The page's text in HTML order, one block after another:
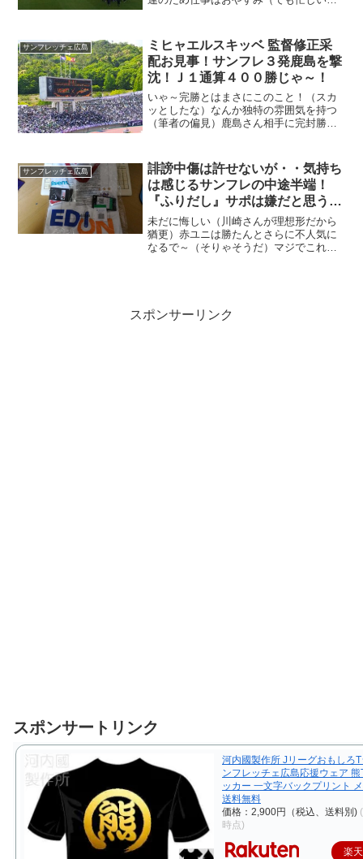
たように止められる、これには腹が立っ
たわ！
サンフレッチェ広島
ミヒャエルスキッベ 監督修正采
配お見事！サンフレ３発鹿島を撃
沈！Ｊ１通算４００勝じゃ～！
いゃ～完勝とはまさにこのこと！（スカ
ッとしたな）なんか独特の雰囲気を持つ
（筆者の偏見）鹿島さん相手に完封勝
まあクジでサンフレが勝つのはいつもお
約束設定（かーん！）
サンフレッチェ広島
誹謗中傷は許せないが・・気持ち
は感じるサンフレの中途半端！
『ふりだし』サポは嫌だと思うで
～！
未だに悔しい（川崎さんが理想形だから
猶更）赤ユニは勝たんとさらに不人気に
なるで～（そりゃそうだ）マジでこれお
スポンサーリンク
スポンサートリンク
河内國製作所 Jリーグおもしろ
ンフレッチェ広島応援ウェア
ッカー 一文字バックプリント
送料無料
価格：2,900円（税込、送料別)
時点)
楽